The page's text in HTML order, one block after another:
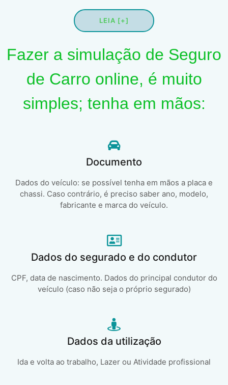
LEIA [+]
Fazer a simulação de Seguro
de Carro online, é muito
simples; tenha em mãos:
Documento
Dados do veículo: se possível tenha em mãos a placa e
chassi. Caso contrário, é preciso saber ano, modelo,
fabricante e marca do veículo.
Dados do segurado e do condutor
CPF, data de nascimento. Dados do principal condutor do
veículo (caso não seja o próprio segurado)
Dados da utilização
Ida e volta ao trabalho, Lazer ou Atividade profissional